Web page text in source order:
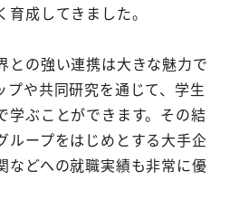
成してきました。
との強い連携は大きな魅力で
プや共同研究を通じて、学生
学ぶことができます。その結
ループをはじめとする大手企
などへの就職実績も非常に優